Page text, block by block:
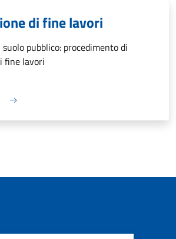
di fine lavori
pubblico: procedimento di
fine lavori